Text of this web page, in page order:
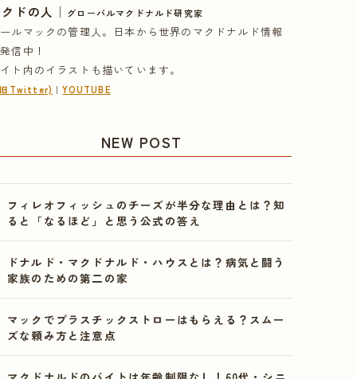
ドの人 ｜ グローバルマクドナルド研究家
ルマックの管理人。日本から世界のマクドナルド情報
信中！
ト内のイラストも描いています。
Twitter) ｜YOUTUBE
NEW POST
フィレオフィッシュのチーズが半分な理由とは？知
ると「なるほど」と思う公式の答え
ドナルド・マクドナルド・ハウスとは？病気と闘う
家族のための第二の家
マックでプラスチックストローはもらえる？スムー
ズな頼み方と注意点